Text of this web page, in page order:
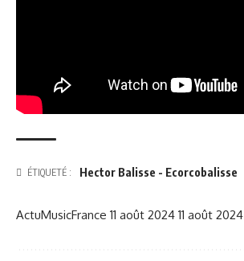
ÉTIQUETÉ : Hector Balisse - Ecorcobalisse
ActuMusicFrance 11 août 2024 11 août 2024